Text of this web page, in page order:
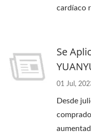
cardíaco
Se
01 Jul,
Desde